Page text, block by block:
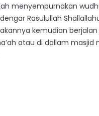
menyempurnakan
Rasulullah
kemudian
atau di dallam masjid